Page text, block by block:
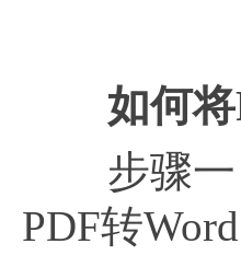
如何将
步骤一：
PDF转Word